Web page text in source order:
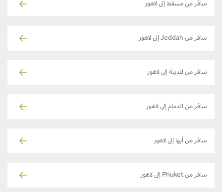
سافر من مسقط إلى لاهور
سافر من Jeddah إلى لاهور
سافر من المدينة إلى لاهور
سافر من الدمام إلى لاهور
سافر من أبها إلى لاهور
سافر من Phuket إلى لاهور